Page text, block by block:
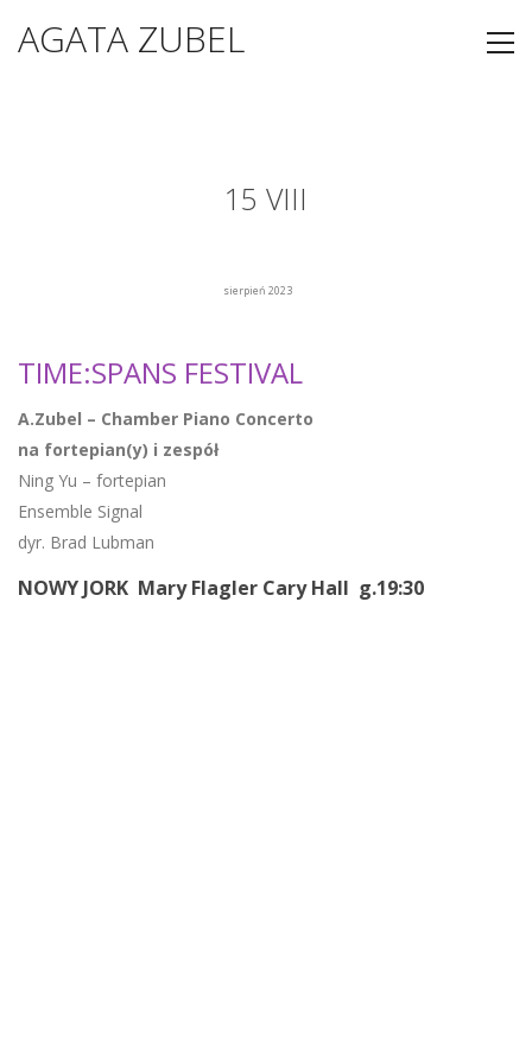
AGATA ZUBEL
15 VIII
sierpień 2023
TIME:SPANS FESTIVAL
A.Zubel – Chamber Piano Concerto
na fortepian(y) i zespół
Ning Yu – fortepian
Ensemble Signal
dyr. Brad Lubman
NOWY JORK Mary Flagler Cary Hall g.19:30